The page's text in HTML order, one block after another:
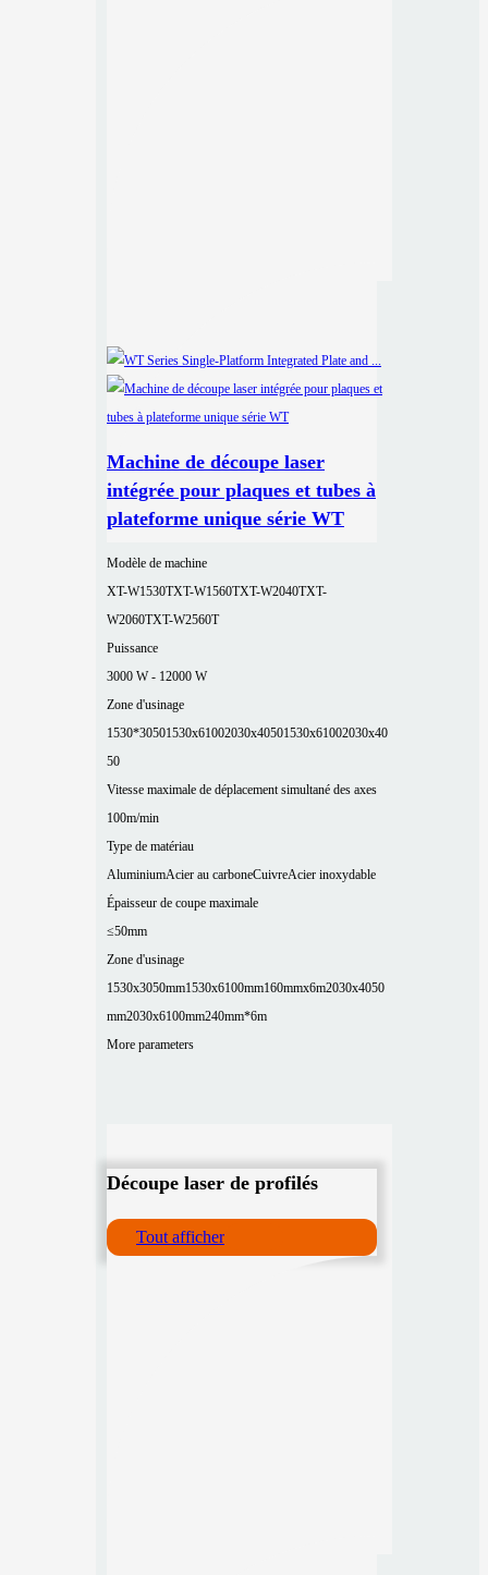
Machine de découpe laser
intégrée pour plaques et tubes à
plateforme unique série WT
Modèle de machine
XT-W1530TXT-W1560TXT-W2040TXT-
W2060TXT-W2560T
Puissance
3000 W - 12000 W
Zone d'usinage
1530*30501530x61002030x40501530x61002030x40
50
Vitesse maximale de déplacement simultané des axes
100m/min
Type de matériau
AluminiumAcier au carboneCuivreAcier inoxydable
Épaisseur de coupe maximale
≤50mm
Zone d'usinage
1530x3050mm1530x6100mm160mmx6m2030x4050
mm2030x6100mm240mm*6m
More parameters
Découpe laser de profilés
Tout afficher